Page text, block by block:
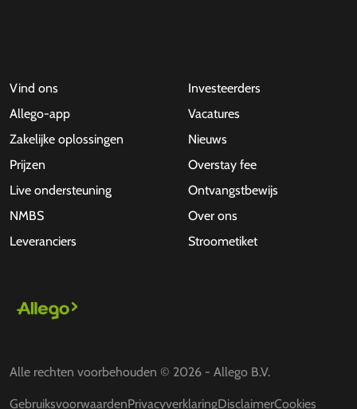
Vind ons
Allego-app
Zakelijke oplossingen
Prijzen
Live ondersteuning
NMBS
Leveranciers
Investeerders
Vacatures
Nieuws
Overstay fee
Ontvangstbewijs
Over ons
Stroometiket
Alle rechten voorbehouden © 2026 - Allego B.V.
GebruiksvoorwaardenPrivacyverklaringDisclaimerCookies